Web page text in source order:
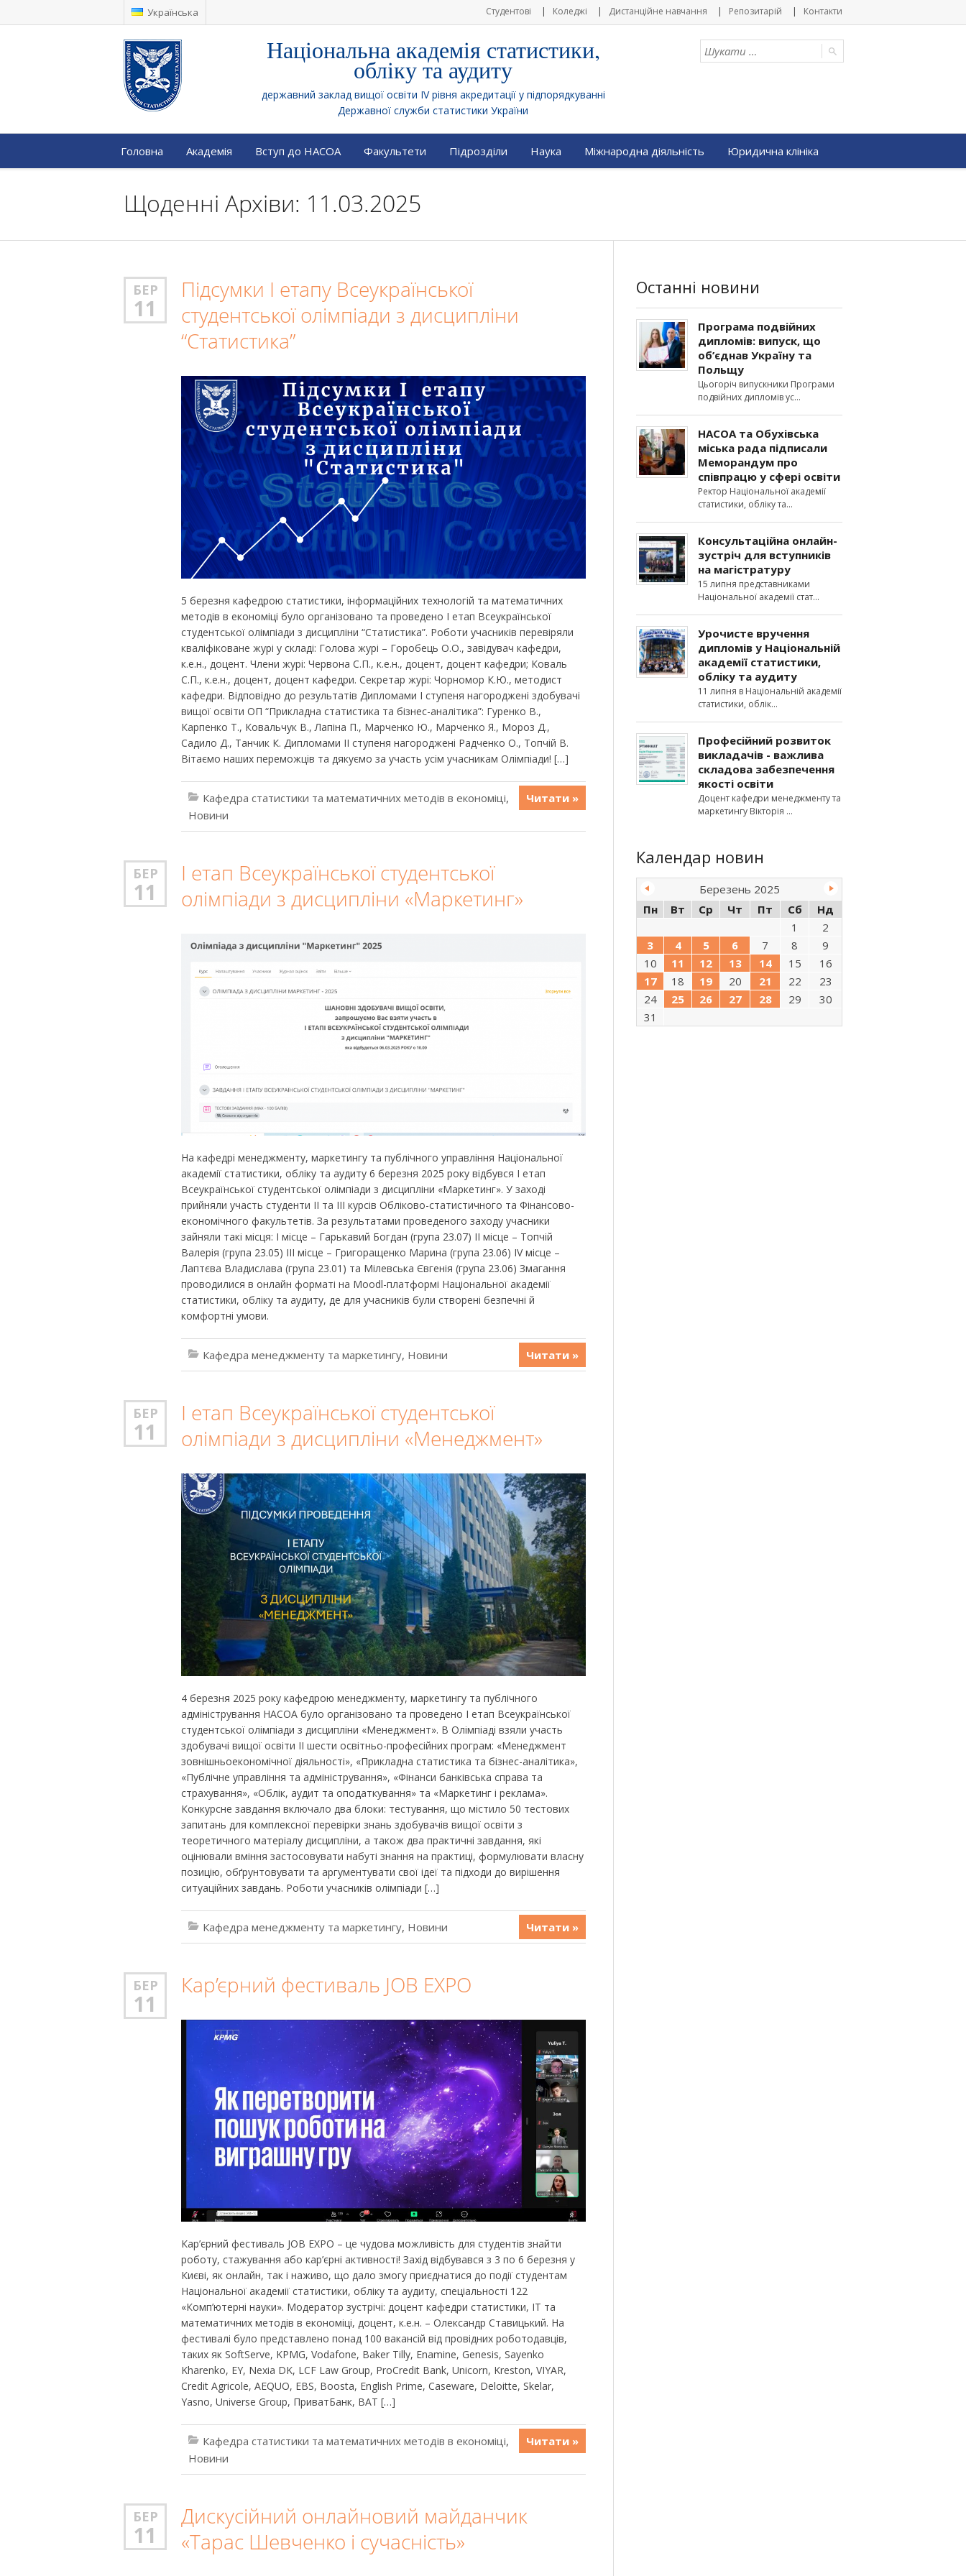
Українська Студентові Коледжі Дистанційне навчання Репозитарій Контакти
Національна академія статистики,
обліку та аудиту
державний заклад вищої освіти IV рівня акредитації у підпорядкуванні
Державної служби статистики України
Головна Академія Вступ до НАСОА Факультети Підрозділи Наука Міжнародна діяльність Юридична клініка
Щоденні Архіви: 11.03.2025
БЕР
11
Підсумки I етапу Всеукраїнської
студентської олімпіади з дисципліни
“Статистика”
5 березня кафедрою статистики, інформаційних технологій та математичних
методів в економіці було організовано та проведено I етап Всеукраїнської
студентської олімпіади з дисципліни “Статистика”. Роботи учасників перевіряли
кваліфіковане журі у складі: Голова журі – Горобець О.О., завідувач кафедри,
к.е.н., доцент. Члени журі: Червона С.П., к.е.н., доцент, доцент кафедри; Коваль
С.П., к.е.н., доцент, доцент кафедри. Секретар журі: Чорномор К.Ю., методист
кафедри. Відповідно до результатів Дипломами I ступеня нагороджені здобувачі
вищої освіти ОП “Прикладна статистика та бізнес-аналітика”: Гуренко В.,
Карпенко Т., Ковальчук В., Лапіна П., Марченко Ю., Марченко Я., Мороз Д.,
Садило Д., Танчик К. Дипломами II ступеня нагороджені Радченко О., Топчій В.
Вітаємо наших переможців та дякуємо за участь усім учасникам Олімпіади! […]
Кафедра статистики та математичних методів в економіці,
Новини
Читати »
БЕР
11
І етап Всеукраїнської студентської
олімпіади з дисципліни «Маркетинг»
На кафедрі менеджменту, маркетингу та публічного управління Національної
академії статистики, обліку та аудиту 6 березня 2025 року відбувся І етап
Всеукраїнської студентської олімпіади з дисципліни «Маркетинг». У заході
прийняли участь студенти ІІ та ІІІ курсів Обліково-статистичного та Фінансово-
економічного факультетів. За результатами проведеного заходу учасники
зайняли такі місця: І місце – Гарькавий Богдан (група 23.07) ІІ місце – Топчій
Валерія (група 23.05) ІІІ місце – Григоращенко Марина (група 23.06) ІV місце –
Лаптєва Владислава (група 23.01) та Мілевська Євгенія (група 23.06) Змагання
проводилися в онлайн форматі на Moodl-платформі Національної академії
статистики, обліку та аудиту, де для учасників були створені безпечні й
комфортні умови.
Кафедра менеджменту та маркетингу, Новини Читати »
БЕР
11
І етап Всеукраїнської студентської
олімпіади з дисципліни «Менеджмент»
4 березня 2025 року кафедрою менеджменту, маркетингу та публічного
адміністрування НАСОА було організовано та проведено І етап Всеукраїнської
студентської олімпіади з дисципліни «Менеджмент». В Олімпіаді взяли участь
здобувачі вищої освіти ІІ шести освітньо-професійних програм: «Менеджмент
зовнішньоекономічної діяльності», «Прикладна статистика та бізнес-аналітика»,
«Публічне управління та адміністрування», «Фінанси банківська справа та
страхування», «Облік, аудит та оподаткування» та «Маркетинг і реклама».
Конкурсне завдання включало два блоки: тестування, що містило 50 тестових
запитань для комплексної перевірки знань здобувачів вищої освіти з
теоретичного матеріалу дисципліни, а також два практичні завдання, які
оцінювали вміння застосовувати набуті знання на практиці, формулювати власну
позицію, обґрунтовувати та аргументувати свої ідеї та підходи до вирішення
ситуаційних завдань. Роботи учасників олімпіади […]
Кафедра менеджменту та маркетингу, Новини Читати »
БЕР
11
Кар’єрний фестиваль JOB EXPO
Кар’єрний фестиваль JOB EXPO – це чудова можливість для студентів знайти
роботу, стажування або кар’єрні активності! Захід відбувався з 3 по 6 березня у
Києві, як онлайн, так і наживо, що дало змогу приєднатися до події студентам
Національної академії статистики, обліку та аудиту, спеціальності 122
«Комп’ютерні науки». Модератор зустрічі: доцент кафедри статистики, ІТ та
математичних методів в економіці, доцент, к.е.н. – Олександр Ставицький. На
фестивалі було представлено понад 100 вакансій від провідних роботодавців,
таких як SoftServe, KPMG, Vodafone, Baker Tilly, Enamine, Genesis, Sayenko
Kharenko, EY, Nexia DK, LCF Law Group, ProCredit Bank, Unicorn, Kreston, VIYAR,
Credit Agricole, AEQUO, EBS, Boosta, English Prime, Caseware, Deloitte, Skelar,
Yasno, Universe Group, ПриватБанк, BAT […]
Кафедра статистики та математичних методів в економіці,
Новини
Читати »
БЕР
11
Дискусійний онлайновий майданчик
«Тарас Шевченко і сучасність»
Останні новини
Програма подвійних
дипломів: випуск, що
об’єднав Україну та
Польщу
Цьогоріч випускники Програми
подвійних дипломів ус
НАСОА та Обухівська
міська рада підписали
Меморандум про
співпрацю у сфері освіти
Ректор Національної академії
статистики, обліку та
Консультаційна онлайн-
зустріч для вступників
на магістратуру
15 липня представниками
Національної академії стат
Урочисте вручення
дипломів у Національній
академії статистики,
обліку та аудиту
11 липня в Національній академії
статистики, облік
Професійний розвиток
викладачів - важлива
складова забезпечення
якості освіти
Доцент кафедри менеджменту та
маркетингу Вікторія
Календар новин
Березень 2025
Пн
Вт Ср Чт Пт Сб
Нд
1
2
3
4 5 6 7 8
9
10
11 12 13 14 15
16
17
18 19 20 21 22
23
24
25 26 27 28 29
30
31